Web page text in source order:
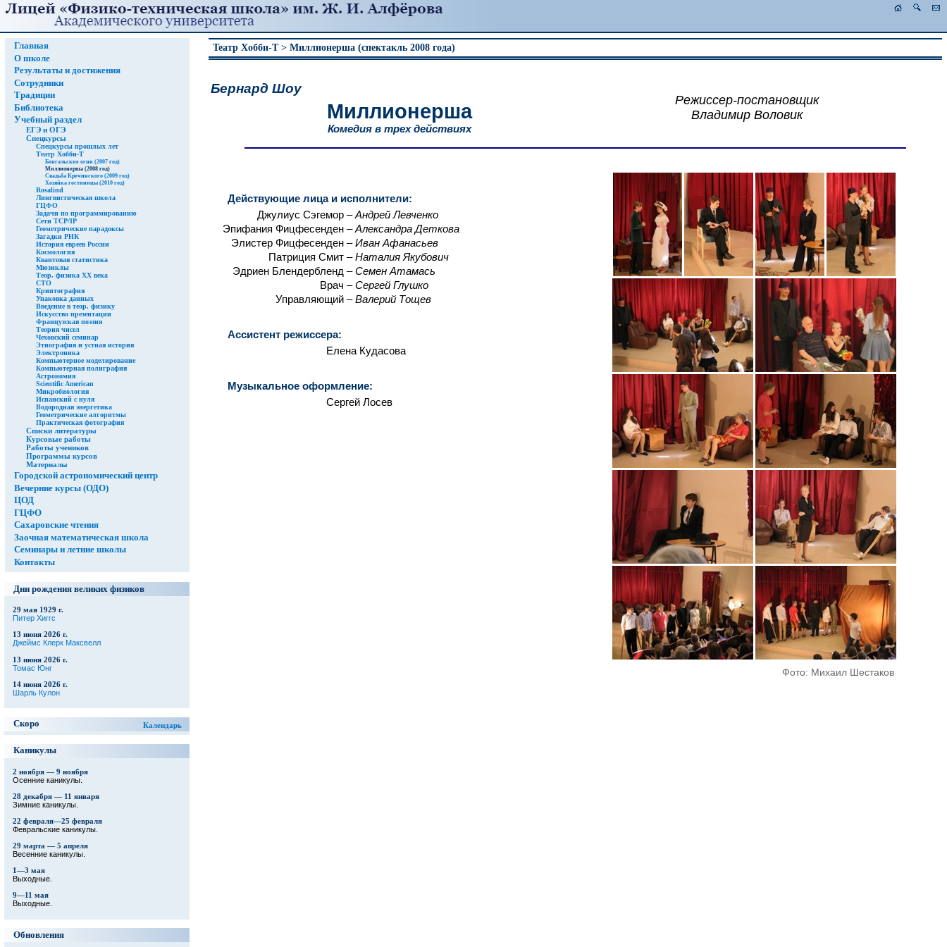
Главная
О школе
Результаты и достижения
Сотрудники
Традиции
Библиотека
Учебный раздел
ЕГЭ и ОГЭ
Спецкурсы
Спецкурсы прошлых лет
Театр Хобби-Т
Бенгальские огни (2007 год)
Миллионерша (2008 год)
Свадьба Кречинского (2009 год)
Хозяйка гостиницы (2010 год)
Rosalind
Лингвистическая школа
ГЦФО
Задачи по программированию
Сети TCP/IP
Геометрические парадоксы
Загадки РНК
История евреев России
Космология
Квантовая статистика
Мюзиклы
Теор. физика XX века
СТО
Криптография
Упаковка данных
Введение в теор. физику
Искусство презентации
Французская поэзия
Теория чисел
Чеховский семинар
Этнография и устная история
Электроника
Компьютерное моделирование
Компьютерная полиграфия
Астрономия
Scientific American
Микробиология
Испанский с нуля
Водородная энергетика
Геометрические алгоритмы
Практическая фотография
Списки литературы
Курсовые работы
Работы учеников
Программы курсов
Материалы
Городской астрономический центр
Вечерние курсы (ОДО)
ЦОД
ГЦФО
Сахаровские чтения
Заочная математическая школа
Семинары и летние школы
Контакты
Дни рождения великих физиков
29 мая 1929 г.
Питер Хиггс
13 июня 2026 г.
Джеймс Клерк Максвелл
13 июня 2026 г.
Томас Юнг
14 июня 2026 г.
Шарль Кулон
Скоро Календарь
Каникулы
2 ноября — 9 ноября
Осенние каникулы.
28 декабря — 11 января
Зимние каникулы.
22 февраля—25 февраля
Февральские каникулы.
29 марта — 5 апреля
Весенние каникулы.
1—3 мая
Выходные.
9—11 мая
Выходные.
Обновления
Театр Хобби-Т > Миллионерша (спектакль 2008 года)
Бернард Шоу
Режиссер-постановщик
Владимир Воловик
Миллионерша
Комедия в трех действиях
Действующие лица и исполнители:
Джулиус Сэгемор – Андрей Левченко
Эпифания Фицфесенден – Александра Деткова
Элистер Фицфесенден – Иван Афанасьев
Патриция Смит – Наталия Якубович
Эдриен Блендербленд – Семен Атамась
Врач – Сергей Глушко
Управляющий – Валерий Тощев
Ассистент режиссера:
Елена Кудасова
Музыкальное оформление:
Сергей Лосев
Фото: Михаил Шестаков